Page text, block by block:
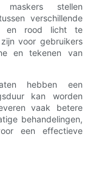
maskers stellen
verschillende
en rood licht te
voor gebruikers
en tekenen van
hebben een
kan worden
vaak betere
behandelingen,
een effectieve